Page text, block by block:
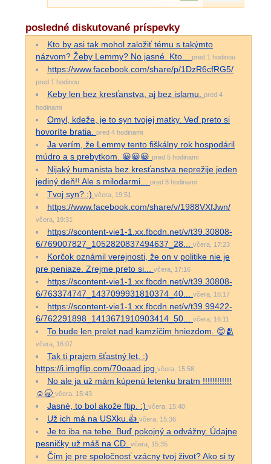
posledné diskutované príspevky
Kto by asi tak mohol založiť tému s takýmto
názvom? Žeby Lemmy? No jasné. Kto...
pred 1 hodinou
https://www.facebook.com/share/p/1DzR6cfRG5/
pred 1 hodinou
Keby len bez kresťanstva, aj bez islamu.
pred 4
hodinami
Omyl, kdeže, je to syn tvojej matky. Veď preto si
hovoríte bratia.
pred 4 hodinami
Ja verím, že Lemmy tento fiškálny rok hospodáril
múdro a s prebytkom. 😀😀😀 pred 5 hodinami
Nijaký humanista bez kresťanstva neprežije jeden
jediný deň!! Ale s milodarmi...
pred 8 hodinami
Tvoj syn? :) včera, 19:51
https://www.facebook.com/share/v/1988VXfJwn/
včera, 19:31
https://scontent-vie1-1.xx.fbcdn.net/v/t39.30808-
6/769007827_1052820837494637_28...
včera, 17:23
Korčok oznámil verejnosti, že on v politike nie je
pre peniaze. Zrejme preto si...
včera, 17:16
https://scontent-vie1-1.xx.fbcdn.net/v/t39.30808-
6/763374747_1437099931810374_40...
včera, 16:17
https://scontent-vie1-1.xx.fbcdn.net/v/t39.99422-
6/762291898_1413671910903414_50...
včera, 16:11
To bude len prelet nad kamzíčim hniezdom. 😊🫂
včera, 16:07
Tak ti prajem šťastný let. :)
https://i.imgflip.com/70oaad.jpg včera, 15:58
No ale ja už mám kúpenú letenku bratm !!!!!!!!!!!!
☺️🥱 včera, 15:43
Jasné, to bol akože ftip. :) včera, 15:40
Už ich má na USXku.👍 včera, 15:36
Je to iba na tebe. Buď pokojný a odvážny. Údajne
pesničky už máš na CD.
včera, 15:35
Čím je pre spoločnosť vzácny tvoj život? Ako si ty